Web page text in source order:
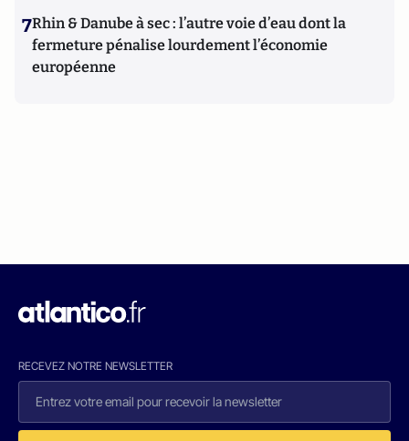
7Rhin & Danube à sec : l’autre voie d’eau dont la
fermeture pénalise lourdement l’économie
européenne
RECEVEZ NOTRE NEWSLETTER